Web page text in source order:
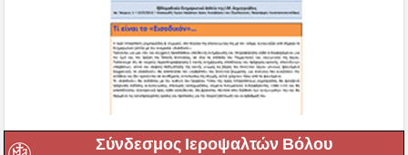
Σύνδεσμος Ιεροψαλτών Βόλου